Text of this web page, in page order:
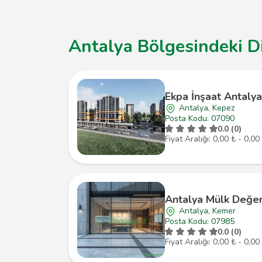
Antalya Bölgesindeki
Ekpa İnşaat
Antalya, Kepez
Posta Kodu: 07090
0.0 (0)
Fiyat Aralığı: 0,00 ₺ - 0,00
Antalya Mülk
Antalya, Kemer
Posta Kodu: 07985
0.0 (0)
Fiyat Aralığı: 0,00 ₺ - 0,00